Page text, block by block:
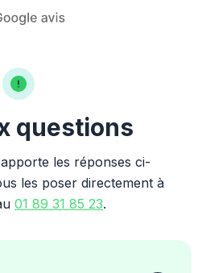
questions
les réponses ci-
les poser directement à
01 89 31 85 23.